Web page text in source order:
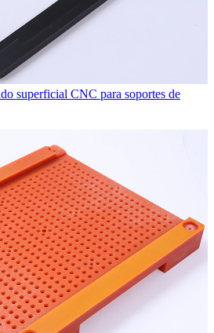
superficial CNC para soportes de